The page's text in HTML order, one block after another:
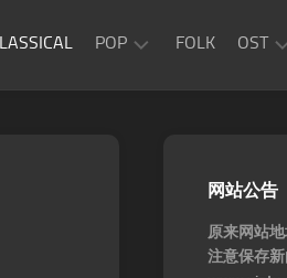
POP FOLK OST
OST
网站公告
原来网站
注意保存